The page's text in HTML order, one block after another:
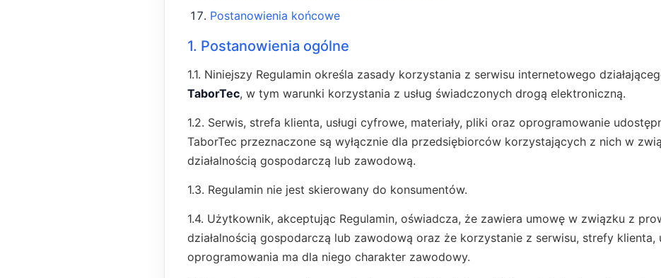
Postanowienia końcowe
1. Postanowienia ogólne
1.1. Niniejszy Regulamin określa zasady korzystania z serwisu internetowego
TaborTec, w tym warunki korzystania z usług świadczonych drogą elektroniczną.
1.2. Serwis, strefa klienta, usługi cyfrowe, materiały, pliki oraz oprogramowanie
TaborTec przeznaczone są wyłącznie dla przedsiębiorców korzystających z nich w
działalnością gospodarczą lub zawodową.
1.3. Regulamin nie jest skierowany do konsumentów.
1.4. Użytkownik, akceptując Regulamin, oświadcza, że zawiera umowę w związku z
działalnością gospodarczą lub zawodową oraz że korzystanie z serwisu, strefy klienta,
oprogramowania ma dla niego charakter zawodowy.